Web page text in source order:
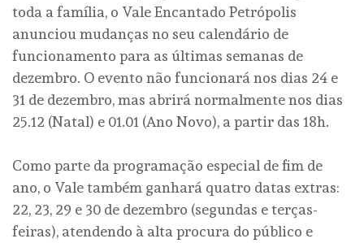
toda a família, o Vale Encantado Petrópolis
anunciou mudanças no seu calendário de
funcionamento para as últimas semanas de
dezembro. O evento não funcionará nos dias 24 e
31 de dezembro, mas abrirá normalmente nos dias
25.12 (Natal) e 01.01 (Ano Novo), a partir das 18h.
Como parte da programação especial de fim de
ano, o Vale também ganhará quatro datas extras:
22, 23, 29 e 30 de dezembro (segundas e terças-
feiras), atendendo à alta procura do público e